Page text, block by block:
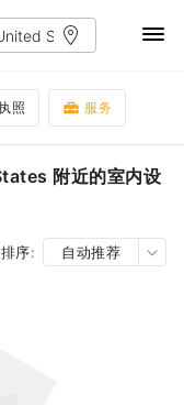
照 服务
附近的室内设
排序: 自动推荐